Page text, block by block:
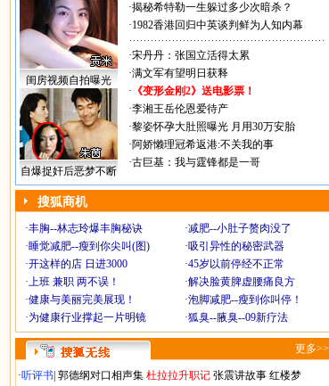
闺房视频自拍曝光
自爆捉奸后恶梦不断
·揭秘希特勒一生躲过多少次暗杀？
·1982香港回归中英谈判鲜为人知内幕
·宋丹丹：张国立活得太累
·满文军有望明日获释
· 《变形金刚2》送电影票！
·李湘王岳伦恩爱待产
·黎姿怀孕大肚照曝光 月用30万安胎
·阿娇懒理冠希返港:不关我的事
·古巨基：我与霆锋都是一哥
搜狐商机
·丰胸--林志玲爆丰胸秘诀 ·减肥--小肚子赘肉没了
·睡觉减肥--瘦到你尖叫(图) ·吸引异性的秘密武器
·开这样的店 日进3000 ·45岁以前停经不正常
·上班 兼职 两不误！ ·解决脸黄脾虚腰痛良方
·健康与美丽完美展现！ ·泡脚减肥--瘦到你叫停！
·为健康行业撑起一片明镜 ·狐臭--腋臭--09新疗法
更多>>
·听评书 郭德纲对口相声集 杜拉拉升职记 张震讲故事 红楼梦